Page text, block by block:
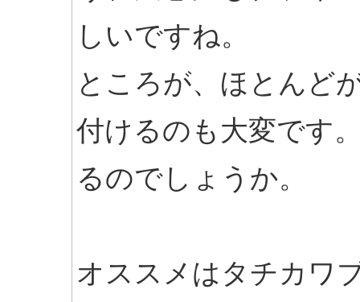
しいですね。
ところが、ほとんど
付けるのも大変です
るのでしょうか。
オススメはタチカワ